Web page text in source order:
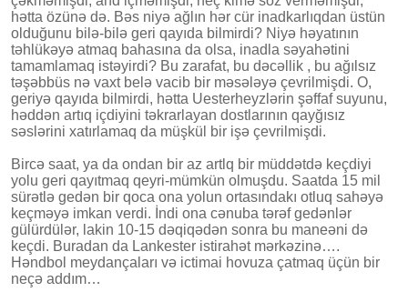
hətta özünə də. Bəs niyə ağlın hər cür inadkarlıqdan üstün
olduğunu bilə-bilə geri qayıda bilmirdi? Niyə həyatının
təhlükəyə atmaq bahasına da olsa, inadla səyahətini
tamamlamaq istəyirdi? Bu zarafat, bu dəcəllik , bu ağılsız
təşəbbüs nə vaxt belə vacib bir məsələyə çevrilmişdi. O,
geriyə qayıda bilmirdi, hətta Uesterheyzlərin şəffaf suyunu,
həddən artıq içdiyini təkrarlayan dostlarının qayğısız
səslərini xatırlamaq da müşkül bir işə çevrilmişdi.
Bircə saat, ya da ondan bir az artlq bir müddətdə keçdiyi
yolu geri qayıtmaq qeyri-mümkün olmuşdu. Saatda 15 mil
sürətlə gedən bir qoca ona yolun ortasındakı otluq sahəyə
keçməyə imkan verdi. İndi ona cənuba tərəf gedənlər
gülürdülər, lakin 10-15 dəqiqədən sonra bu maneəni də
keçdi. Buradan da Lankester istirahət mərkəzinə….
Həndbol meydançaları və ictimai hovuza çatmaq üçün bir
neçə addım…